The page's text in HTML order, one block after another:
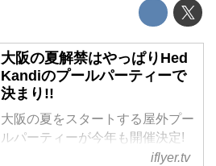
大阪の夏解禁はやっぱりHed
Kandiのプールパーティーで
決まり!!
大阪の夏をスタートする屋外プー
ルパーティーが今年も開催決定!
都会の喧騒の真ん中に現れたイビ
iflyer.tv